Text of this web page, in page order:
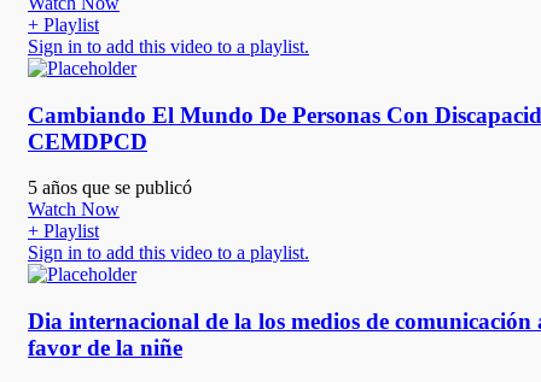
+ Playlist
Sign in to add this video to a playlist.
Cambiando El Mundo De Personas Con
CEMDPCD
5 años que se publicó
Watch Now
+ Playlist
Sign in to add this video to a playlist.
Dia internacional de la los medios de comunicación
favor de la niñe